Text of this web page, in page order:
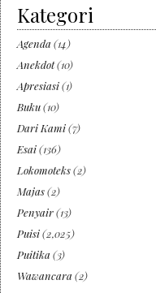
Kategori
Agenda (14)
Anekdot(10)
Apresiasi(1)
Buku(10)
Dari Kami(7)
Esai(136)
Lokomoteks(2)
Majas(2)
Penyair(13)
Puisi(2,025)
Puitika (3)
Wawancara (2)